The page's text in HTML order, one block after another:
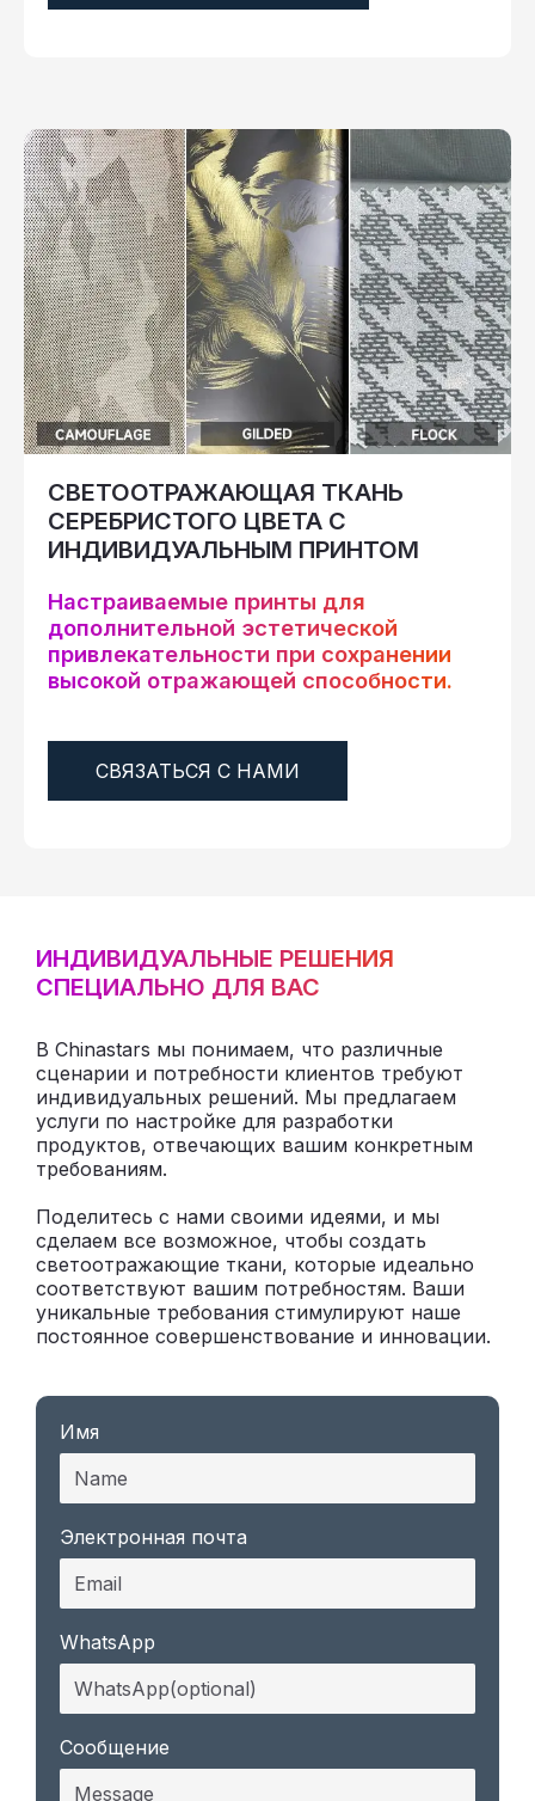
СВЕТООТРАЖАЮЩАЯ ТКАНЬ
СЕРЕБРИСТОГО ЦВЕТА С
ИНДИВИДУАЛЬНЫМ ПРИНТОМ
Настраиваемые принты для
дополнительной эстетической
привлекательности при сохранении
высокой отражающей способности.
СВЯЗАТЬСЯ С НАМИ
ИНДИВИДУАЛЬНЫЕ РЕШЕНИЯ
СПЕЦИАЛЬНО ДЛЯ ВАС
В Chinastars мы понимаем, что различные
сценарии и потребности клиентов требуют
индивидуальных решений. Мы предлагаем
услуги по настройке для разработки
продуктов, отвечающих вашим конкретным
требованиям.
Поделитесь с нами своими идеями, и мы
сделаем все возможное, чтобы создать
светоотражающие ткани, которые идеально
соответствуют вашим потребностям. Ваши
уникальные требования стимулируют наше
постоянное совершенствование и инновации.
Имя
Электронная почта
WhatsApp
Сообщение